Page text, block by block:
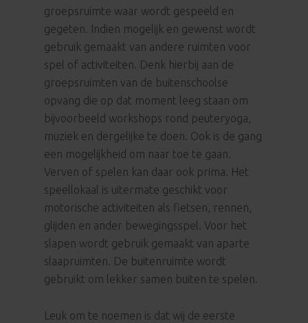
groepsruimte waar wordt gespeeld en
gegeten. Indien mogelijk en gewenst wordt
gebruik gemaakt van andere ruimten voor
spel of activiteiten. Denk hierbij aan de
groepsruimten van de buitenschoolse
opvang die op dat moment leeg staan om
bijvoorbeeld workshops rond peuteryoga,
muziek en dergelijke te doen. Ook is de gang
een mogelijkheid om naar toe te gaan.
Verven of spelen kan daar ook prima. Het
speellokaal is uitermate geschikt voor
motorische activiteiten als fietsen, rennen,
glijden en ander bewegingsspel. Voor het
slapen wordt gebruik gemaakt van aparte
slaapruimten. De buitenruimte wordt
gebruikt om lekker samen buiten te spelen.
Leuk om te noemen is dat wij de eerste